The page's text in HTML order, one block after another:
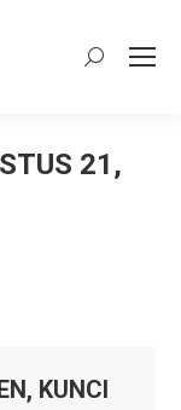
Search:
21,
KUNCI